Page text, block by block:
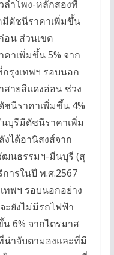
ลำโพง-หลักสองที่
มีดัชนีราคาเพิ่มขึ้น
อน ส่วนเขต
าเพิ่มขึ้น 5% จาก
รุงเทพฯ รอบนอก
ายสีแดงอ่อน ช่วง
นีราคาเพิ่มขึ้น 4%
บุรีมีดัชนีราคาเพิ่ม
ได้อานิสงส์จาก
ฒนธรรมฯ-มีนบุรี (สุ
ารในปี พ.ศ.2567
ทพฯ รอบนอกอย่าง
ะยังไม่มีรถไฟฟ้า
6% จากไตรมาส
น่าจับตามองและที่มี